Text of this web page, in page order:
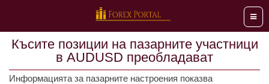
Меню
Късите позиции на пазарните участници
в AUDUSD преобладават
Информацията за пазарните настроения показва